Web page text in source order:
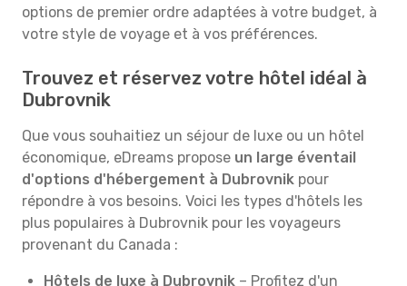
options de premier ordre adaptées à votre budget, à
votre style de voyage et à vos préférences.
Trouvez et réservez votre hôtel idéal à
Dubrovnik
Que vous souhaitiez un séjour de luxe ou un hôtel
économique, eDreams propose un large éventail
d'options d'hébergement à Dubrovnik pour
répondre à vos besoins. Voici les types d'hôtels les
plus populaires à Dubrovnik pour les voyageurs
provenant du Canada :
Hôtels de luxe à Dubrovnik – Profitez d'un